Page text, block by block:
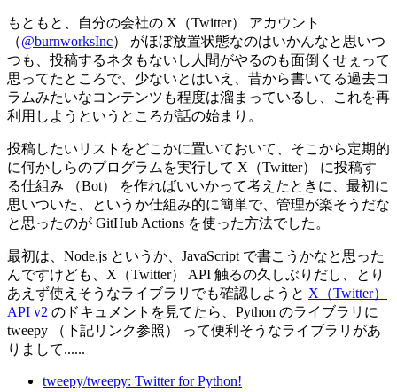
もともと、自分の会社の X（Twitter） アカウント
（@burnworksInc） がほぼ放置状態なのはいかんなと思いつ
つも、投稿するネタもないし人間がやるのも面倒くせぇって
思ってたところで、少ないとはいえ、昔から書いてる過去コ
ラムみたいなコンテンツも程度は溜まっているし、これを再
利用しようというところが話の始まり。
投稿したいリストをどこかに置いておいて、そこから定期的
に何かしらのプログラムを実行して X（Twitter） に投稿す
る仕組み （Bot） を作ればいいかって考えたときに、最初に
思いついた、というか仕組み的に簡単で、管理が楽そうだな
と思ったのが GitHub Actions を使った方法でした。
最初は、Node.js というか、JavaScript で書こうかなと思った
んですけども、X（Twitter） API 触るの久しぶりだし、とり
あえず使えそうなライブラリでも確認しようと X（Twitter）
API v2 のドキュメントを見てたら、Python のライブラリに
tweepy （下記リンク参照） って便利そうなライブラリがあ
りまして......
tweepy/tweepy: Twitter for Python!